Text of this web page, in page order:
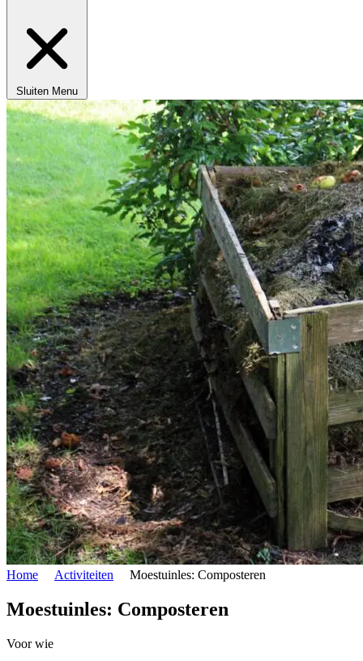
Sluiten Menu
Home Activiteiten Moestuinles: Composteren
Moestuinles: Composteren
Voor wie